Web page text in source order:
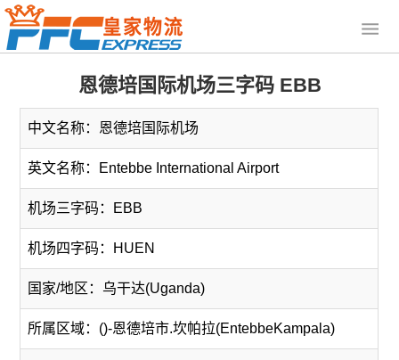
恩德培国际机场三字码 EBB
中文名称：恩德培国际机场
英文名称：Entebbe International Airport
机场三字码：EBB
机场四字码：HUEN
国家/地区：乌干达(Uganda)
所属区域：()-恩德培市.坎帕拉(EntebbeKampala)